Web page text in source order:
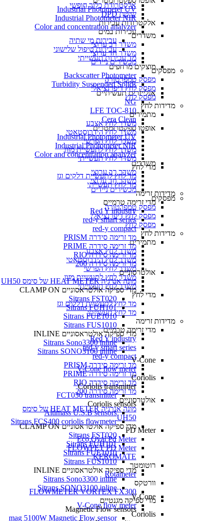
אלקטרודת כלור חופשי
שיטת DPD
אלקטרודות עכירות
עכירות במים
עכירות מי שתיה
עכירות טיפול שלישוני
מד עכירות תעשייתי
מוצקים מרחפים
Backscatter Photometer
Turbidity Suspended Solids
אנלייזרים תעשיתיים
NG
LFE TOC-810
Cera Clean​
אופטו ספקטרומטרים
Industrial Photometer UV
Industrial Photometer NIR
Color and concentration analyzer
משדרים
משדר רב ערוצי
משדר חד ערוצי
מכשירים ניידים
מפסקים
מפסק טמפרטורה
מפסק לחץ דיפרנציאלי
מפסק לחץ
מדידות לחץ
מתמירים
משדר לחץ אצבע
משדר לחץ הידרוסטאטי
משדר לחץ הפרשי
משדר לחץ לתעשיית מזון
משדר לחץ תעשייתי
מדי לחץ
מד לחץ לתעשיית דלקים וגז
מד לחץ תעשייתי
מדידות זרימה
מדי זרימה טרמיים
Red Y industry
red-y smart series
red-y compact
מד זרימה סידרה PRISM
מד זרימה סידרה PRIME
מד זרימה סידרה RIO
מד זרימה סידרה 200
אולטרסוניים
מונה אנרגיה HEAT METER של סימס
UH50
מדי ספיקה אולטראסוניים CLAMP ON
Sitrans FST020
Sitrans FUH101
Sitrans FUE1010
Sitrans FUS1010
מדי ספיקה אולטראסוניים INLINE
Sitrans Sono3300 inline
Sitrans SONO3100 inline
V-Cone
V-Cone flow meter
Coriolis
Industrial Photometer UV
Industrial Photometer NIR
Color and concentration analyzer
משדרים
משדר רב ערוצי
משדר חד ערוצי
מכשירים ניידים
מפסקים
מפסק טמפרטורה
מפסק לחץ דיפרנציאלי
מפסק לחץ
מדידות לחץ
מתמירים
משדר לחץ אצבע
משדר לחץ הידרוסטאטי
משדר לחץ הפרשי
משדר לחץ לתעשיית מזון
משדר לחץ תעשייתי
מדי לחץ
מד לחץ לתעשיית דלקים וגז
מד לחץ תעשייתי
מדידות זרימה
מדי זרימה טרמיים
Red Y industry
red-y smart series
red-y compact
מד זרימה סידרה PRISM
מד זרימה סידרה PRIME
מד זרימה סידרה RIO
מד זרימה סידרה 200
אולטרסוניים
מונה אנרגיה HEAT METER של סימס UH50
מדי ספיקה אולטראסוניים CLAMP ON
Sitrans FST020
Sitrans FUH101
Sitrans FUE1010
Sitrans FUS1010
מדי ספיקה אולטראסוניים INLINE
Sitrans Sono3300 inline
Sitrans SONO3100 inline
V-Cone
V-Cone flow meter
Coriolis
Coriolis transmitter
FCT030 transmitter
Coriolis sensors
Altimass U.S.B sensors
Sitrans FCS400 coriolis flowmeter
PD Meter
Eco Oval Pd Meter
FLOWPET PD Meter
KEROMATE
רוטומטר
Rotameter
וורטקס
FLOWMETER VORTEX FX300
מדי ספיקה מגנטיים
Magnetic Flow sensors
mag 5100W Magnetic Flow sensor